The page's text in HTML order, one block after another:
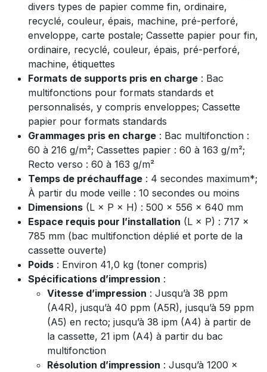
divers types de papier comme fin, ordinaire,
recyclé, couleur, épais, machine, pré-perforé,
enveloppe, carte postale; Cassette papier pour fin,
ordinaire, recyclé, couleur, épais, pré-perforé,
machine, étiquettes
Formats de supports pris en charge : Bac
multifonctions pour formats standards et
personnalisés, y compris enveloppes; Cassette
papier pour formats standards
Grammages pris en charge : Bac multifonction :
60 à 216 g/m²; Cassettes papier : 60 à 163 g/m²;
Recto verso : 60 à 163 g/m²
Temps de préchauffage : 4 secondes maximum*;
À partir du mode veille : 10 secondes ou moins
Dimensions (L × P × H) : 500 x 556 x 640 mm
Espace requis pour l’installation (L × P) : 717 x
785 mm (bac multifonction déplié et porte de la
cassette ouverte)
Poids : Environ 41,0 kg (toner compris)
Spécifications d’impression :
Vitesse d’impression : Jusqu’à 38 ppm
(A4R), jusqu’à 40 ppm (A5R), jusqu’à 59 ppm
(A5) en recto; jusqu’à 38 ipm (A4) à partir de
la cassette, 21 ipm (A4) à partir du bac
multifonction
Résolution d’impression : Jusqu’à 1200 x